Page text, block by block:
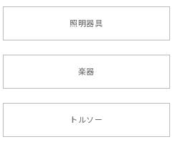
照明器具
楽器
トルソー